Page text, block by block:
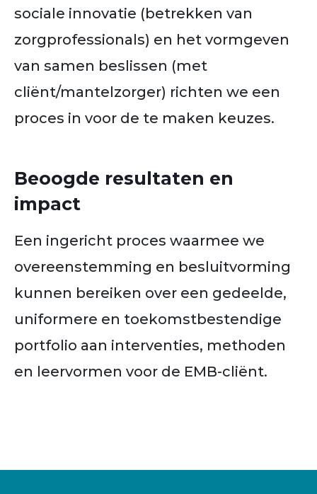
sociale innovatie (betrekken van
zorgprofessionals) en het vormgeven
van samen beslissen (met
cliënt/mantelzorger) richten we een
proces in voor de te maken keuzes.
Beoogde resultaten en
impact
Een ingericht proces waarmee we
overeenstemming en besluitvorming
kunnen bereiken over een gedeelde,
uniformere en toekomstbestendige
portfolio aan interventies, methoden
en leervormen voor de EMB-cliënt.